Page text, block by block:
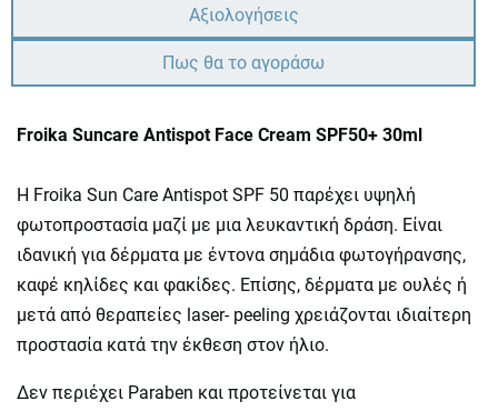
Αξιολογήσεις
Πως θα το αγοράσω
Froika Suncare Antispot Face Cream SPF50+ 30ml
Η Froika Sun Care Antispot SPF 50 παρέχει υψηλή
φωτοπροστασία μαζί με μια λευκαντική δράση. Είναι
ιδανική για δέρματα με έντονα σημάδια φωτογήρανσης,
καφέ κηλίδες και φακίδες. Επίσης, δέρματα με ουλές ή
μετά από θεραπείες laser- peeling χρειάζονται ιδιαίτερη
προστασία κατά την έκθεση στον ήλιο.
Δεν περιέχει Paraben και προτείνεται για